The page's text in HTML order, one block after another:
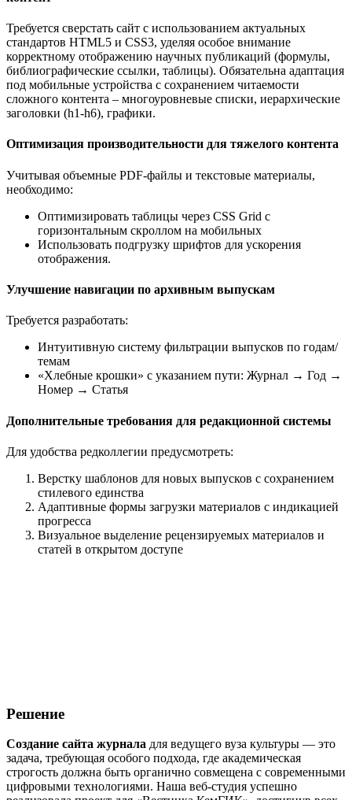
Требуется сверстать сайт с использованием актуальных
стандартов HTML5 и CSS3, уделяя особое внимание
корректному отображению научных публикаций (формулы,
библиографические ссылки, таблицы). Обязательна адаптация
под мобильные устройства с сохранением читаемости
сложного контента – многоуровневые списки, иерархические
заголовки (h1-h6), графики.
Оптимизация производительности для тяжелого контента
Учитывая объемные PDF-файлы и текстовые материалы,
необходимо:
Оптимизировать таблицы через CSS Grid с
горизонтальным скроллом на мобильных
Использовать подгрузку шрифтов для ускорения
отображения.
Улучшение навигации по архивным выпускам
Требуется разработать:
Интуитивную систему фильтрации выпусков по годам/
темам
«Хлебные крошки» с указанием пути: Журнал → Год →
Номер → Статья
Дополнительные требования для редакционной системы
Для удобства редколлегии предусмотреть:
Верстку шаблонов для новых выпусков с сохранением
стилевого единства
Адаптивные формы загрузки материалов с индикацией
прогресса
Визуальное выделение рецензируемых материалов и
статей в открытом доступе
Решение
Создание сайта журнала для ведущего вуза культуры — это
задача, требующая особого подхода, где академическая
строгость должна быть органично совмещена с современными
цифровыми технологиями. Наша веб-студия успешно